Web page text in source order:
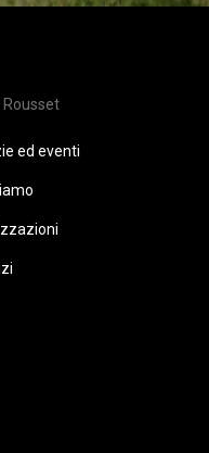
Rousset
ed eventi